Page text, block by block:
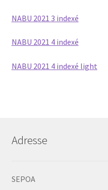
NABU 2021 3 indexé
NABU 2021 4 indexé
NABU 2021 4 indexé light
Adresse
SEPOA